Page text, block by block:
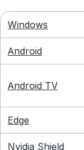
Windows
Android
Android TV
Edge
Nvidia Shield